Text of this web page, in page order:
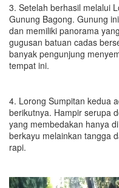
3. Setelah berhasil melalui
Gunung Bagong. Gunung
dan memiliki panorama
gugusan batuan cadas
banyak pengunjung
tempat ini.
4. Lorong Sumpitan kedua
berikutnya. Hampir serupa
yang membedakan hanya
berkayu melainkan tangga
rapi.